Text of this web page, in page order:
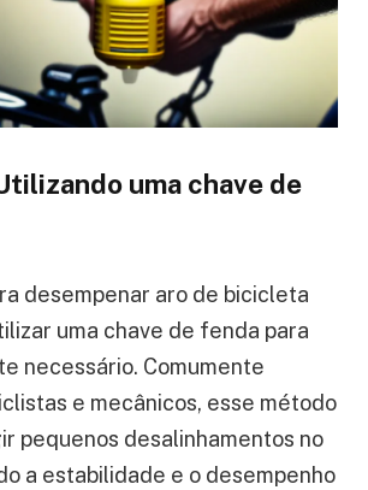
uma chave de
desempenar aro de bicicleta
uma chave de fenda para
necessário. Comumente
e mecânicos, esse método
pequenos desalinhamentos no
a estabilidade e o desempenho